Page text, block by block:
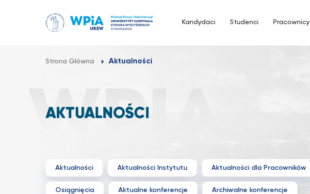
Kandydaci Studenci Pracownicy
Strona Główna Aktualności
AKTUALNOŚCI
Aktualności Aktualności Instytutu Aktualności dla Pracowników
Osiągnięcia Aktualne konferencje Archiwalne konferencje